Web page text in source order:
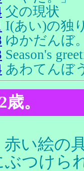
父の現状
I(あい)の独
ゆかだんぼ
Season's
あわてんぼ
。
い絵の
ぶつけら